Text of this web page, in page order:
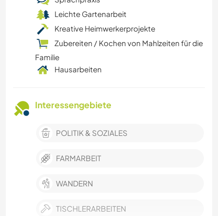
Leichte Gartenarbeit
Kreative Heimwerkerprojekte
Zubereiten / Kochen von Mahlzeiten für die
Familie
Hausarbeiten
Interessengebiete
POLITIK & SOZIALES
FARMARBEIT
WANDERN
TISCHLERARBEITEN